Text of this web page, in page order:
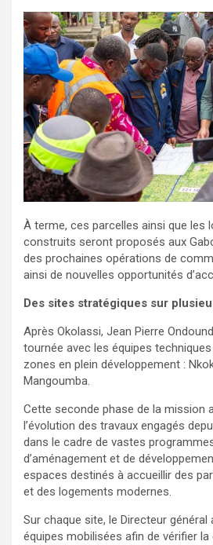
À terme, ces parcelles ainsi que les
construits seront proposés aux
des prochaines opérations de
ainsi de nouvelles opportunités
Des sites stratégiques sur
Après Okolassi, Jean Pierre
tournée avec les équipes
zones en plein développement :
Mangoumba.
Cette seconde phase de la mission
l’évolution des travaux engagés
dans le cadre de vastes
d’aménagement et de
espaces destinés à accueillir des
et des logements modernes.
Sur chaque site, le Directeur général
équipes mobilisées afin de vérifier